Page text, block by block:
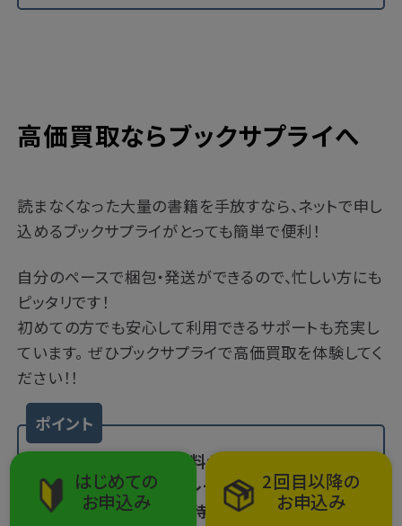
はじめての
お申込み
2回目以降の
お申込み
高価買取ならブックサプライへ
読まなくなった大量の書籍を手放すなら、ネットで申し
込めるブックサプライがとっても簡単で便利！
自分のペースで梱包・発送ができるので、忙しい方にも
ピッタリです！
初めての方でも安心して利用できるサポートも充実し
ています。 ぜひブックサプライで高価買取を体験してく
ださい！！
ポイント
・査定手数料･振込手数料が全て無料
・宅配キットを無料でプレゼント(20箱)
・商品を箱に詰めて家で待つだけ